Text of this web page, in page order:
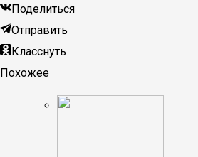
Поделиться
Отправить
Класснуть
Похожее